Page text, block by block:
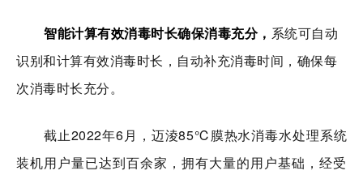
智能计算有效消毒时长确保消毒充分， 系统可自动
识别和计算有效消毒时长，自动补充消毒时间，确保每
次消毒时长充分。
截止2022年6月，迈淩85℃膜热水消毒水处理系统
装机用户量已达到百余家，拥有大量的用户基础，经受